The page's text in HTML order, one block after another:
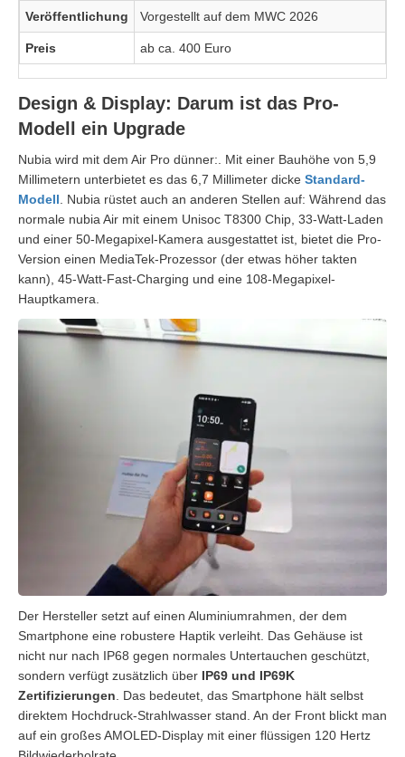
Veröffentlichung Vorgestellt auf dem MWC 2026
Preis ab ca. 400 Euro
Design & Display: Darum ist das Pro-
Modell ein Upgrade
Nubia wird mit dem Air Pro dünner:. Mit einer Bauhöhe von 5,9
Millimetern unterbietet es das 6,7 Millimeter dicke Standard-
Modell. Nubia rüstet auch an anderen Stellen auf: Während das
normale nubia Air mit einem Unisoc T8300 Chip, 33-Watt-Laden
und einer 50-Megapixel-Kamera ausgestattet ist, bietet die Pro-
Version einen MediaTek-Prozessor (der etwas höher takten
kann), 45-Watt-Fast-Charging und eine 108-Megapixel-
Hauptkamera.
Der Hersteller setzt auf einen Aluminiumrahmen, der dem
Smartphone eine robustere Haptik verleiht. Das Gehäuse ist
nicht nur nach IP68 gegen normales Untertauchen geschützt,
sondern verfügt zusätzlich über IP69 und IP69K
Zertifizierungen. Das bedeutet, das Smartphone hält selbst
direktem Hochdruck-Strahlwasser stand. An der Front blickt man
auf ein großes AMOLED-Display mit einer flüssigen 120 Hertz